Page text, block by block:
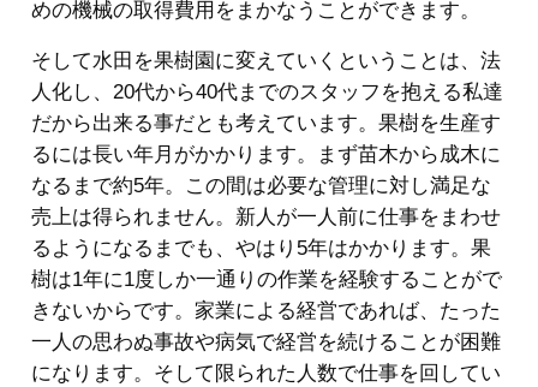
めの機械の取得費用をまかなうことができます。
そして水田を果樹園に変えていくということは、法
人化し、20代から40代までのスタッフを抱える私達
だから出来る事だとも考えています。果樹を生産す
るには長い年月がかかります。まず苗木から成木に
なるまで約5年。この間は必要な管理に対し満足な
売上は得られません。新人が一人前に仕事をまわせ
るようになるまでも、やはり5年はかかります。果
樹は1年に1度しか一通りの作業を経験することがで
きないからです。家業による経営であれば、たった
一人の思わぬ事故や病気で経営を続けることが困難
になります。そして限られた人数で仕事を回してい